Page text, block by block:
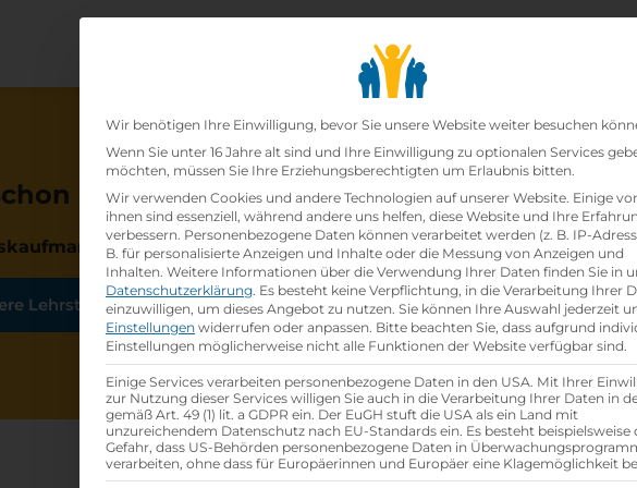
Lehrbetriebesearch
besetzt!
frau Schwerpunkt Telekommunikation 2022bei
Lehrstelle suchen
Datenschutz-
Wir benötigen Ihre Einwilligung, bevor Sie unsere Website weiter besuchen
Wenn Sie unter 16 Jahre alt sind und Ihre Einwilligung zu optionalen Services
möchten, müssen Sie Ihre Erziehungsberechtigten um Erlaubnis bitten.
Wir verwenden Cookies und andere Technologien auf unserer Website. Einige
ihnen sind essenziell, während andere uns helfen, diese Website und Ihre
verbessern. Personenbezogene Daten können verarbeitet werden (z. B. IP-
B. für personalisierte Anzeigen und Inhalte oder die Messung von Anzeigen und
Inhalten. Weitere Informationen über die Verwendung Ihrer Daten finden Sie in
Datenschutzerklärung. Es besteht keine Verpflichtung, in die Verarbeitung Ihrer
einzuwilligen, um dieses Angebot zu nutzen. Sie können Ihre Auswahl jederzeit
Einstellungen widerrufen oder anpassen. Bitte beachten Sie, dass aufgrund
Einstellungen möglicherweise nicht alle Funktionen der Website verfügbar sind.
Einige Services verarbeiten personenbezogene Daten in den USA. Mit Ihrer
zur Nutzung dieser Services willigen Sie auch in die Verarbeitung Ihrer Daten in
gemäß Art. 49 (1) lit. a GDPR ein. Der EuGH stuft die USA als ein Land mit
unzureichendem Datenschutz nach EU-Standards ein. Es besteht beispielsweise
Gefahr, dass US-Behörden personenbezogene Daten in
verarbeiten, ohne dass für Europäerinnen und Europäer eine Klagemöglichkeit